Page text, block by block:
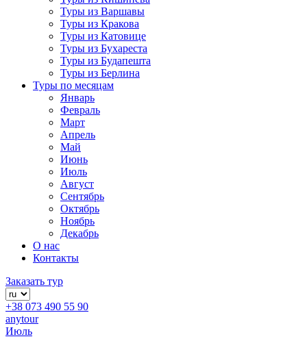
Туры из Варшавы
Туры из Кракова
Туры из Катовице
Туры из Бухареста
Туры из Будапешта
Туры из Берлина
Туры по месяцам
Январь
Февраль
Март
Апрель
Май
Июнь
Июль
Август
Сентябрь
Октябрь
Ноябрь
Декабрь
О нас
Контакты
Заказать тур
+38 073 490 55 90
anytour
Июль